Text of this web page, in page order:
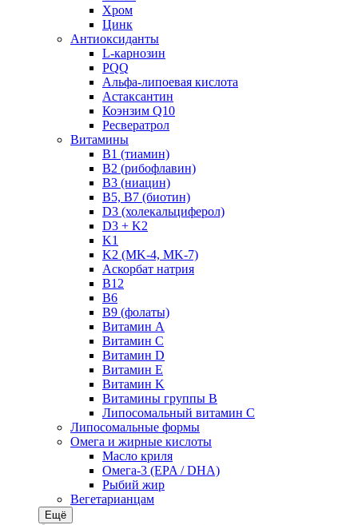
Хром
Цинк
Антиоксиданты
L-карнозин
PQQ
Альфа-липоевая кислота
Астаксантин
Коэнзим Q10
Ресвератрол
Витамины
B1 (тиамин)
B2 (рибофлавин)
B3 (ниацин)
B5, B7 (биотин)
D3 (холекальциферол)
D3 + K2
K1
K2 (MK-4, MK-7)
Аскорбат натрия
В12
В6
В9 (фолаты)
Витамин A
Витамин C
Витамин D
Витамин E
Витамин K
Витамины группы B
Липосомальный витамин C
Липосомальные формы
Омега и жирные кислоты
Масло криля
Омега-3 (EPA / DHA)
Рыбий жир
Вегетарианцам
Ещё